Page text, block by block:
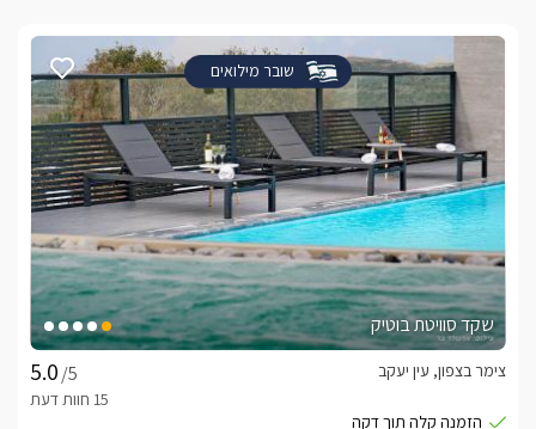
שובר מילואים
שקד סוויטת בוטיק
/5
צימר בצפון, עין יעקב